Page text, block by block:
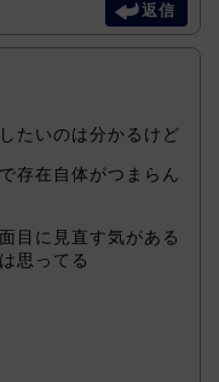
返信
たいのは分かるけど
存在自体がつまらん
目に見直す気がある
思ってる